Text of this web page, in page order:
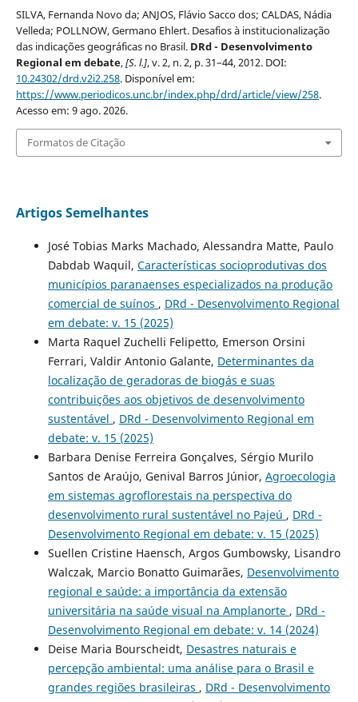
SILVA, Fernanda Novo da; ANJOS, Flávio Sacco dos; CALDAS, Nádia
Velleda; POLLNOW, Germano Ehlert. Desafios à institucionalização
das indicações geográficas no Brasil. DRd - Desenvolvimento
Regional em debate,[S. l.], v. 2, n. 2, p. 31–44, 2012. DOI:
10.24302/drd.v2i2.258. Disponível em:
https://www.periodicos.unc.br/index.php/drd/article/view/258.
Acesso em: 9 ago. 2026.
Formatos de Citação
Artigos Semelhantes
José Tobias Marks Machado, Alessandra Matte, Paulo
Dabdab Waquil, Características socioprodutivas dos
municípios paranaenses especializados na produção
comercial de suínos , DRd - Desenvolvimento Regional
em debate: v. 15 (2025)
Marta Raquel Zuchelli Felipetto, Emerson Orsini
Ferrari, Valdir Antonio Galante, Determinantes da
localização de geradoras de biogás e suas
contribuições aos objetivos de desenvolvimento
sustentável , DRd - Desenvolvimento Regional em
debate: v. 15 (2025)
Barbara Denise Ferreira Gonçalves, Sérgio Murilo
Santos de Araújo, Genival Barros Júnior, Agroecologia
em sistemas agroflorestais na perspectiva do
desenvolvimento rural sustentável no Pajeú , DRd -
Desenvolvimento Regional em debate: v. 15 (2025)
Suellen Cristine Haensch, Argos Gumbowsky, Lisandro
Walczak, Marcio Bonatto Guimarães, Desenvolvimento
regional e saúde: a importância da extensão
universitária na saúde visual na Amplanorte , DRd -
Desenvolvimento Regional em debate: v. 14 (2024)
Deise Maria Bourscheidt, Desastres naturais e
percepção ambiental: uma análise para o Brasil e
grandes regiões brasileiras , DRd - Desenvolvimento